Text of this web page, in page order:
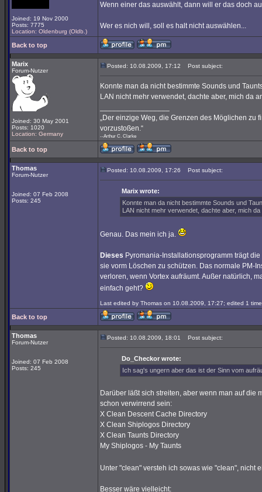
Joined: 19 Nov 2000
Posts: 7775
Location: Oldenburg (Oldb.)
Wenn einer das auswählt, dann will er das doch
Wer es nich will, soll es halt nicht auswählen...
Back to top
Marix
Forum-Nutzer
Joined: 30 May 2001
Posts: 1020
Location: Germany
Posted: 10.08.2009, 17:12 Post subject:
Konnte man da nicht bestimmte Sounds und
LAN nicht mehr verwendet, dachte aber, mich da
„Der einzige Weg, die Grenzen des Möglichen
vorzustoßen.“
--Arthur C. Clarke
Back to top
Thomas
Forum-Nutzer
Joined: 07 Feb 2008
Posts: 245
Posted: 10.08.2009, 17:26 Post subject:
Marix wrote:
Konnte man da nicht bestimmte Sounds und
LAN nicht mehr verwendet, dachte aber, mich
Genau. Das mein ich ja.
Dieses Pyromania-Installationsprogramm trägt
sie vorm Löschen zu schützen. Das normale PM-
verloren, wenn Vortex aufräumt. Außer natürlich,
einfach geht?
Last edited by Thomas on 10.08.2009, 17:27; edited 1
Back to top
Thomas
Forum-Nutzer
Joined: 07 Feb 2008
Posts: 245
Posted: 10.08.2009, 18:01 Post subject:
Do_Checkor wrote:
Ich sag's ungern aber das ist der Sinn vom
Darüber läßt sich streiten, aber wenn man auf die
schon verwirrend sein:
X Clean Descent Cache Directory
X Clean Shiplogos Directory
X Clean Taunts Directory
My Shiplogos - My Taunts
Unter "clean" versteh ich sowas wie "clean",
Besser wäre vielleicht: